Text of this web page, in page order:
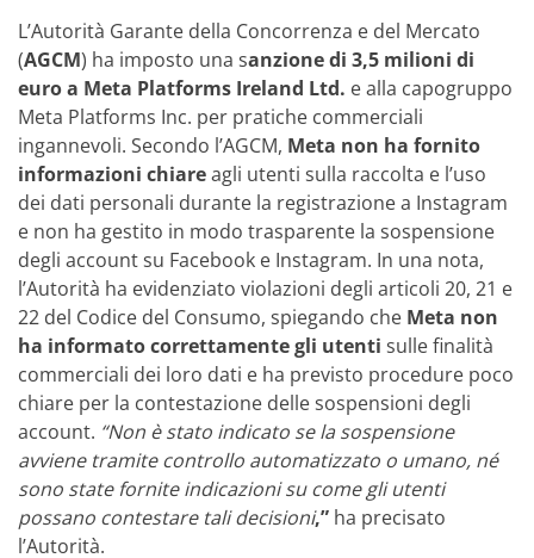
L’Autorità Garante della Concorrenza e del Mercato
(AGCM) ha imposto una sanzione di 3,5 milioni di
euro a Meta Platforms Ireland Ltd. e alla capogruppo
Meta Platforms Inc. per pratiche commerciali
ingannevoli. Secondo l’AGCM, Meta non ha fornito
informazioni chiareagli utenti sulla raccolta e l’uso
dei dati personali durante la registrazione a Instagram
e non ha gestito in modo trasparente la sospensione
degli account su Facebook e Instagram. In una nota,
l’Autorità ha evidenziato violazioni degli articoli 20, 21 e
22 del Codice del Consumo, spiegando che Meta non
ha informato correttamente gli utenti sulle finalità
commerciali dei loro dati e ha previsto procedure poco
chiare per la contestazione delle sospensioni degli
account. “Non è stato indicato se la sospensione
avviene tramite controllo automatizzato o umano, né
sono state fornite indicazioni su come gli utenti
possano contestare tali decisioni,” ha precisato
l’Autorità.